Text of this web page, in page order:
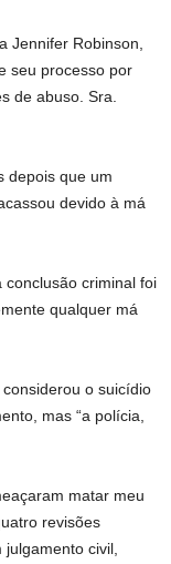
Jennifer Robinson,
seu processo por
de abuso. Sra.
depois que um
devido à má
conclusão criminal foi
qualquer má
o suicídio
mas “a polícia,
matar meu
revisões
civil,